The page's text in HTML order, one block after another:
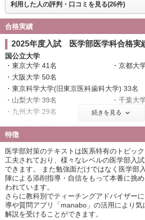
利用した人の評判・口コミを見る(26件)
合格実績
2025年度入試 医学部医学科合格実
国公立大学
東京大学 41名
京都大
大阪大学 50名
東京科学大学(旧東京医科歯科大学) 33名
山梨大学 39名
千葉大
九州大学 29名
東北大
北海道大学 32名
横浜市立大学 37名
広島大
奈良県立医科大学 70名
筑波大
名古屋市立大学 38名
京都府
岡山大学 21名
信州大
金沢大学 31名
新潟大
浜松医科大学 39名
三重大
滋賀医科大学 42名
続きを見る
特徴
医学部対策のテキストは医系特有のトピッ
工夫されており、様々なレベルの医学部入
できます。 また勉強面だけではなく医学部
陣による添削指導・自信をもって本番に挑
われています。
さらに教科別でティーチングアドバイザー
導や質問アプリ「manabo」の活用により気
解説を受けることができます。